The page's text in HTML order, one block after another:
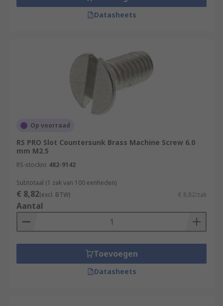
Datasheets
Op voorraad
RS PRO Slot Countersunk Brass Machine Screw 6.0
mm M2.5
RS-stocknr. 482-9142
Subtotaal (1 zak van 100 eenheden)
€ 8,82(excl. BTW) € 8,82/zak
Aantal
Toevoegen
Datasheets